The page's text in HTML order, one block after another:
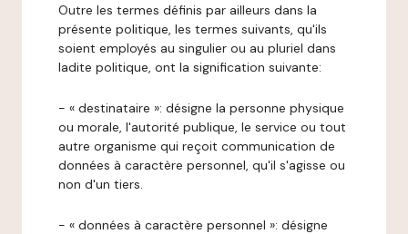
Outre les termes définis par ailleurs dans la
présente politique, les termes suivants, qu'ils
soient employés au singulier ou au pluriel dans
ladite politique, ont la signification suivante:
- « destinataire »: désigne la personne physique
ou morale, l'autorité publique, le service ou tout
autre organisme qui reçoit communication de
données à caractère personnel, qu'il s'agisse ou
non d'un tiers.
- « données à caractère personnel »: désigne